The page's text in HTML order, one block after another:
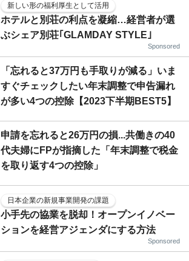
新しい形の福利厚生として活用
ホテルと別荘の利点を凝縮…経営者が選
ぶシェア別荘｢GLAMDAY STYLE｣
Sponsored
「忘れると37万円も手取りが減る」いま
すぐチェックしたい年末調整で申告漏れ
が多い4つの控除【2023下半期BEST5】
申請を忘れると26万円の損...共働きの40
代夫婦にFPが指摘した「年末調整で税金
を取り返す4つの控除」
日本企業の新規事業開発の課題
小手先の協業を脱却！オープンイノベー
ションを経営アジェンダにする方法
Sponsored